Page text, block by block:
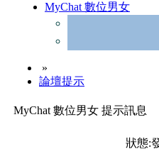
MyChat 數位男女
»
論壇提示
MyChat 數位男女 提示訊息
狀態: